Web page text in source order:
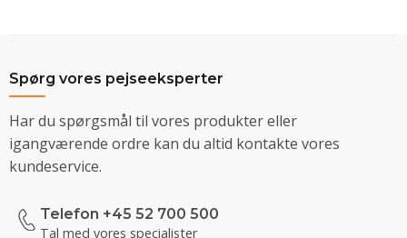
Spørg vores pejseeksperter
Har du spørgsmål til vores produkter eller
igangværende ordre kan du altid kontakte vores
kundeservice.
Telefon +45 52 700 500
Tal med vores specialister